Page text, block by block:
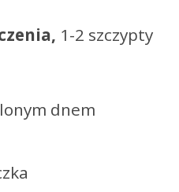
1-2 szczypty
dnem